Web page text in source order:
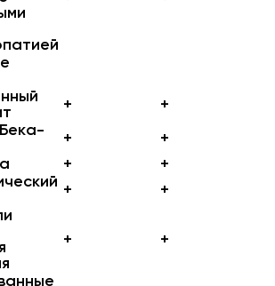
+
+
+
+
+
+
+
+
+ +